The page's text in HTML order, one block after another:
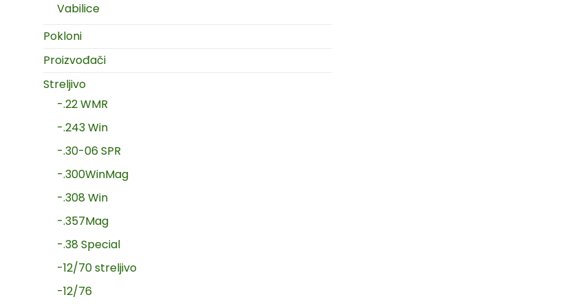
Vabilice
Pokloni
Proizvođači
Streljivo
-.22 WMR
-.243 Win
-.30-06 SPR
-.300WinMag
-.308 Win
-.357Mag
-.38 Special
-12/70 streljivo
-12/76